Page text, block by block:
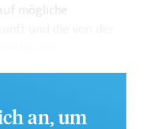
mögliche
an, um